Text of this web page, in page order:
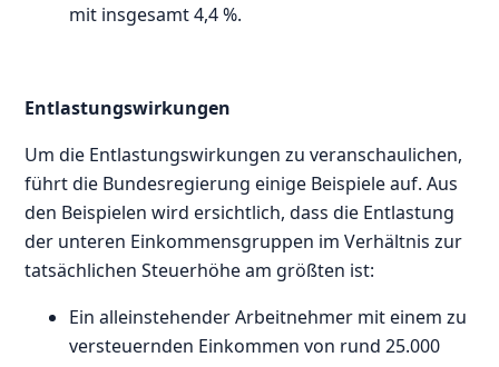
mit insgesamt 4,4 %.
Entlastungswirkungen
Um die Entlastungswirkungen zu veranschaulichen,
führt die Bundesregierung einige Beispiele auf. Aus
den Beispielen wird ersichtlich, dass die Entlastung
der unteren Einkommensgruppen im Verhältnis zur
tatsächlichen Steuerhöhe am größten ist:
Ein alleinstehender Arbeitnehmer mit einem zu
versteuernden Einkommen von rund 25.000